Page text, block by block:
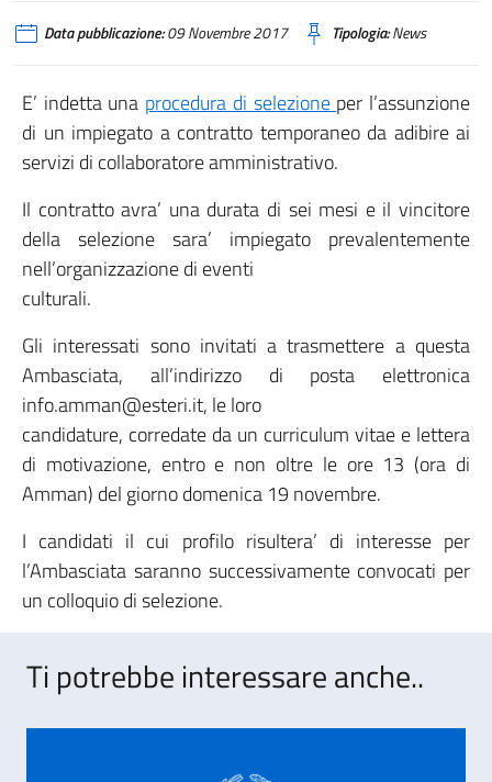
Data pubblicazione:09 Novembre 2017 Tipologia:News
E’ indetta una procedura di selezione per l’assunzione
di un impiegato a contratto temporaneo da adibire ai
servizi di collaboratore amministrativo.
Il contratto avra’ una durata di sei mesi e il vincitore
della selezione sara’ impiegato prevalentemente
nell’organizzazione di eventi
culturali.
Gli interessati sono invitati a trasmettere a questa
Ambasciata, all’indirizzo di posta elettronica
info.amman@esteri.it, le loro
candidature, corredate da un curriculum vitae e lettera
di motivazione, entro e non oltre le ore 13 (ora di
Amman) del giorno domenica 19 novembre.
I candidati il cui profilo risultera’ di interesse per
l’Ambasciata saranno successivamente convocati per
un colloquio di selezione.
Ti potrebbe interessare anche..